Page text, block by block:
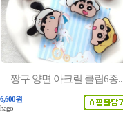
짱구 양면 아크릴 클립6종..
6,600원
hago